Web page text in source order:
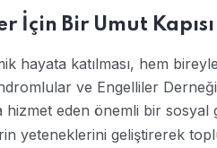
İçin Bir Umut Kapısı
hayata katılması, hem
ve Engelliler
hizmet eden önemli bir sosyal
yeteneklerini geliştirerek